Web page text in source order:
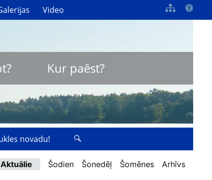
Video
Kur paēst?
novadu!
Aktuālie Šodien Šonedēļ Šomēnes Arhīvs